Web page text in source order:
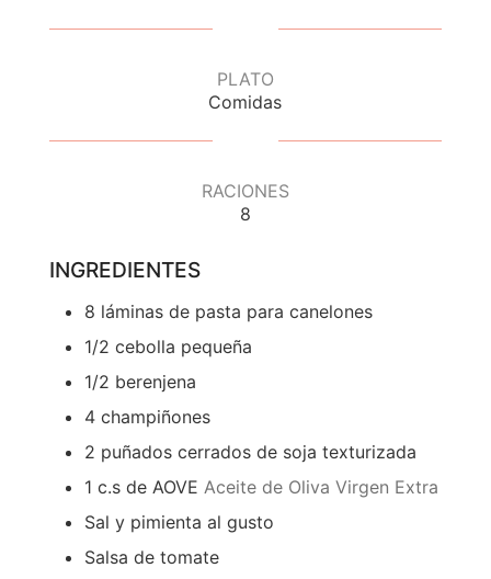
PLATO
Comidas
RACIONES
8
INGREDIENTES
8 láminas de pasta para canelones
1/2 cebolla pequeña
1/2 berenjena
4 champiñones
2 puñados cerrados de soja texturizada
1 c.s de AOVE Aceite de Oliva Virgen Extra
Sal y pimienta al gusto
Salsa de tomate